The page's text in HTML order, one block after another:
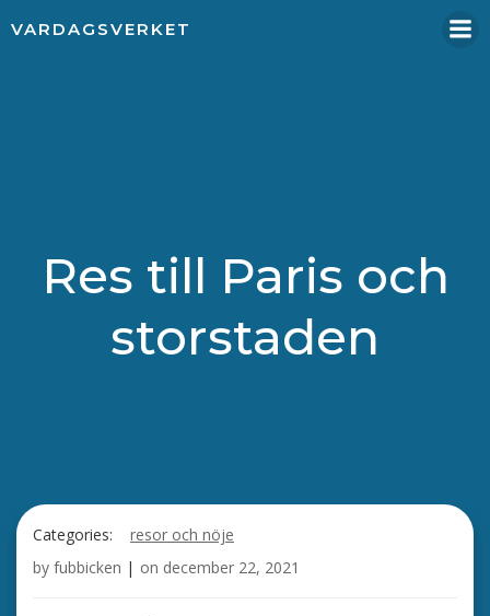
VARDAGSVERKET
Res till Paris och
storstaden
Categories:
resor och nöje
by fubbicken | on december 22, 2021